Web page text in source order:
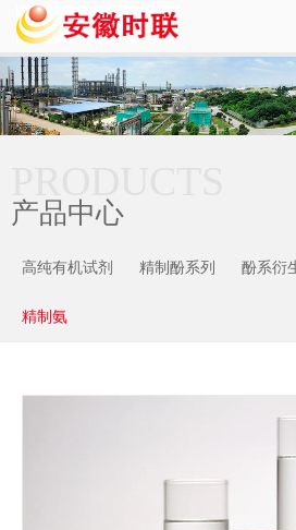
产品中心
高纯有机试剂 精制酚系列 酚系衍
精制氨